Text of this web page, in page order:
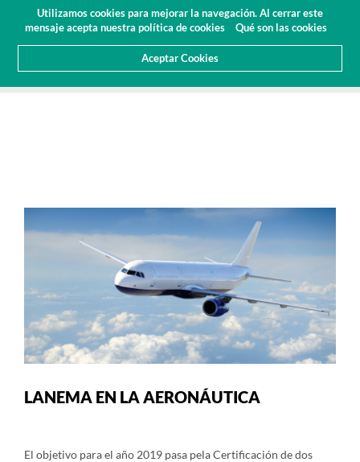
Utilizamos cookies para mejorar la navegación. Al cerrar este
mensaje acepta nuestra política de cookies
Qué son las cookies
Aceptar Cookies
Área Cliente
Presupuesto(0)
LANEMA EN LA AERONÁUTICA
El objetivo para el año 2019 pasa pela Certificación de dos